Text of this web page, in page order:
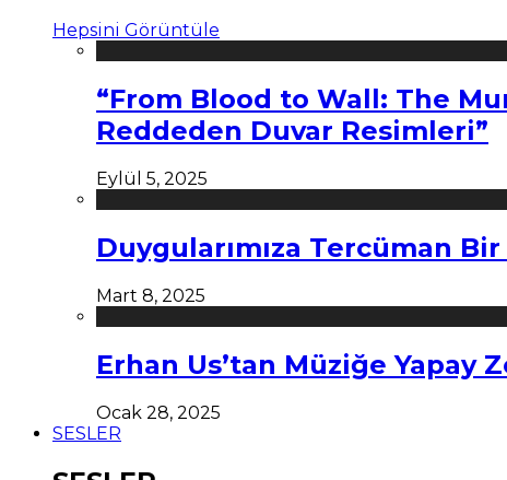
Hepsini Görüntüle
“From Blood to Wall: The
Reddeden Duvar Resimleri”
Eylül 5, 2025
Duygularımıza Tercüman
Mart 8, 2025
Erhan Us’tan Müziğe Yapay
Ocak 28, 2025
SESLER